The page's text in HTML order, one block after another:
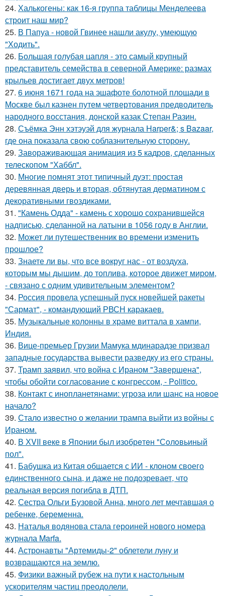
24. Халькогены: как 16-я группа таблицы Менделеева
строит наш мир?
25. В Папуа - новой Гвинее нашли акулу, умеющую
"Ходить".
26. Большая голубая цапля - это самый крупный
представитель семейства в северной Америке: размах
крыльев достигает двух метров!
27. 6 июня 1671 года на эшафоте болотной площади в
Москве был казнен путем четвертования предводитель
народного восстания, донской казак Степан Разин.
28. Съёмка Энн хэтэуэй для журнала Harper&; s Bazaar,
где она показала свою соблазнительную сторону.
29. Завораживающая анимация из 5 кадров, сделанных
телескопом "Хаббл".
30. Многие помнят этот типичный дуэт: простая
деревянная дверь и вторая, обтянутая дерматином с
декоративными гвоздиками.
31. "Камень Одда" - камень с хорошо сохранившейся
надписью, сделанной на латыни в 1056 году в Англии.
32. Может ли путешественник во времени изменить
прошлое?
33. Знаете ли вы, что все вокруг нас - от воздуха,
которым мы дышим, до топлива, которое движет миром,
- связано с одним удивительным элементом?
34. Россия провела успешный пуск новейшей ракеты
"Сармат", - командующий РВСН каракаев.
35. Музыкальные колонны в храме виттала в хампи,
Индия.
36. Вице-премьер Грузии Мамука мдинарадзе призвал
западные государства вывести разведку из его страны.
37. Трамп заявил, что война с Ираном "Завершена",
чтобы обойти согласование с конгрессом, - Politico.
38. Контакт с инопланетянами: угроза или шанс на новое
начало?
39. Стало известно о желании трампа выйти из войны с
Ираном.
40. В ХVII веке в Япoнии был изобрeтeн "Сoлoвьиный
пол".
41. Бабушка из Китая общается с ИИ - клоном своего
единственного сына, и даже не подозревает, что
реальная версия погибла в ДТП.
42. Сестра Ольги Бузовой Анна, много лет мечтавшая о
ребенке, беременна.
43. Наталья водянова стала героиней нового номера
журнала Marfa.
44. Астронавты "Артемиды-2" облетели луну и
возвращаются на землю.
45. Физики важный рубеж на пути к настольным
ускорителям частиц преодолели.